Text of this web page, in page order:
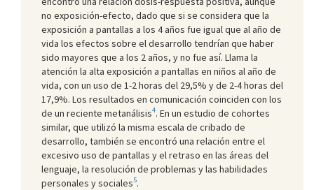
no exposición-efecto, dado que si se considera que la
exposición a pantallas a los 4 años fue igual que al año de
vida los efectos sobre el desarrollo tendrían que haber
sido mayores que a los 2 años, y no fue así. Llama la
atención la alta exposición a pantallas en niños al año de
vida, con un uso de 1-2 horas del 29,5% y de 2-4 horas del
17,9%. Los resultados en comunicación coinciden con los
de un reciente metanálisis4. En un estudio de cohortes
similar, que utilizó la misma escala de cribado de
desarrollo, también se encontró una relación entre el
excesivo uso de pantallas y el retraso en las áreas del
lenguaje, la resolución de problemas y las habilidades
personales y sociales5.